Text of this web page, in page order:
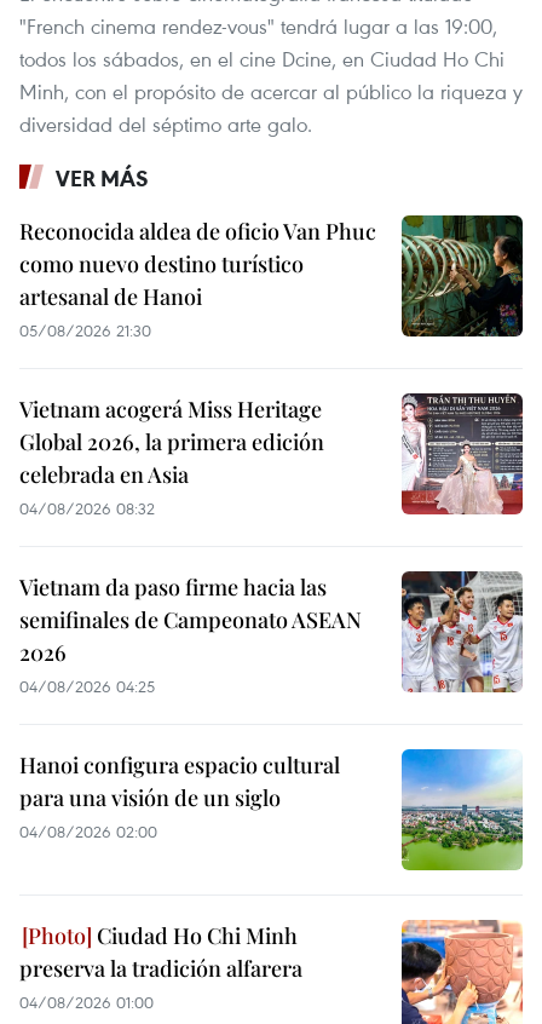
"French cinema rendez-vous" tendrá lugar a las 19:00,
todos los sábados, en el cine Dcine, en Ciudad Ho Chi
Minh, con el propósito de acercar al público la riqueza y
diversidad del séptimo arte galo.
VER MÁS
Reconocida aldea de oficio Van Phuc
como nuevo destino turístico
artesanal de Hanoi
05/08/2026 21:30
Vietnam acogerá Miss Heritage
Global 2026, la primera edición
celebrada en Asia
04/08/2026 08:32
Vietnam da paso firme hacia las
semifinales de Campeonato ASEAN
2026
04/08/2026 04:25
Hanoi configura espacio cultural
para una visión de un siglo
04/08/2026 02:00
Ciudad Ho Chi Minh
preserva la tradición alfarera
04/08/2026 01:00